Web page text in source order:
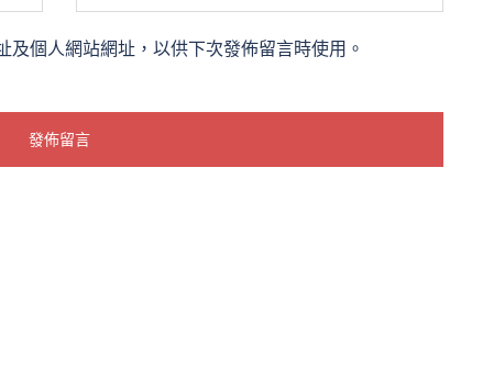
及個人網站網址，以供下次發佈留言時使用。